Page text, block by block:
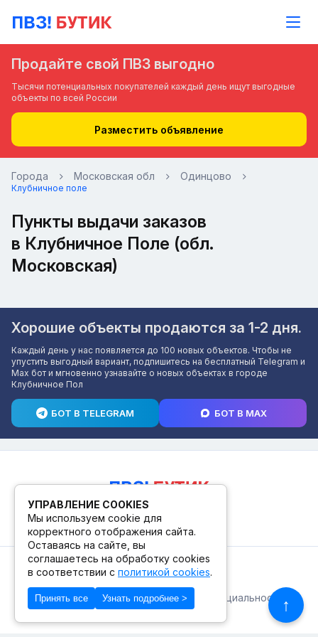
Продайте свой ПВЗ выгодно
Тысячи потенциальных покупателей каждый день ищут выгодные
объекты по всей России
Разместить объявление
Города Московская обл Одинцово
Клубничное поле
Пункты выдачи заказов
в Клубничное Поле (обл.
Московская)
Хорошие объекты продаются за 1-2 дня.
Каждый день у нас появляется до 100 новых объектов. Чтобы не
упустить выгодный вариант, подпишитесь на бесплатный Telegram и
Max бот и мгновенно узнавайте о новых объектах в городе
Клубничное Пол
БОТ В TELEGRAM БОТ В MAX
↑
© 2026. ПВЗ! БУТИК.
Публичная офертаПолитика конфиденциальности
© Сделано в Фидживеб
УПРАВЛЕНИЕ COOKIES
Мы используем cookie для
корректного отображения сайта.
Оставаясь на сайте, вы
соглашаетесь на обработку cookies
в соответствии с политикой cookies.
Принять все Узнать подробнее >